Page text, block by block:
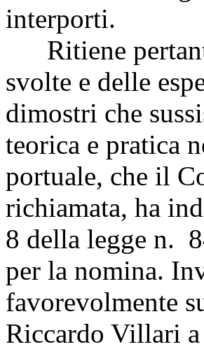
interporti.
Ritiene
svolte e delle
dimostri che
teorica e pratica
portuale, che il
richiamata, ha
8 della legge n.
per la nomina.
favorevolmente
Riccardo Villari